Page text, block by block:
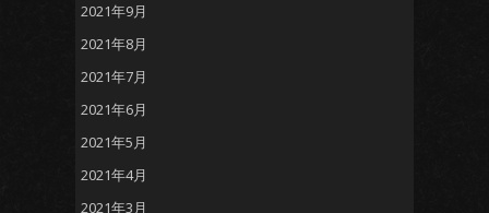
2021年9月
2021年8月
2021年7月
2021年6月
2021年5月
2021年4月
2021年3月